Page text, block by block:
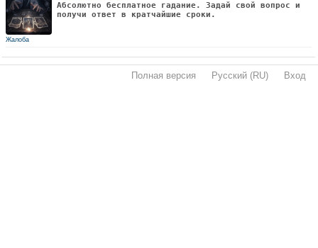
Абсолютно бесплатное гадание. Задай свой вопрос и
получи ответ в кратчайшие сроки.
Жалоба
Полная версия Русский (RU) Вход